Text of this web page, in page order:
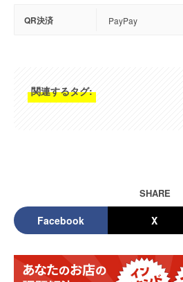
QR決済 PayPay
関連するタグ:
SHARE
Facebook X